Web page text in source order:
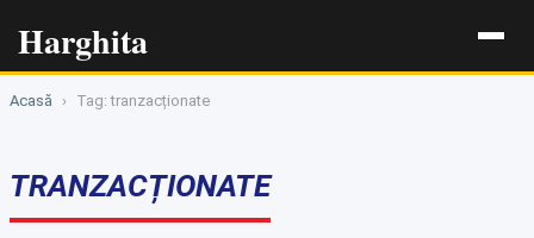
Harghita
Acasă › Tag: tranzacționate
TRANZACȚIONATE